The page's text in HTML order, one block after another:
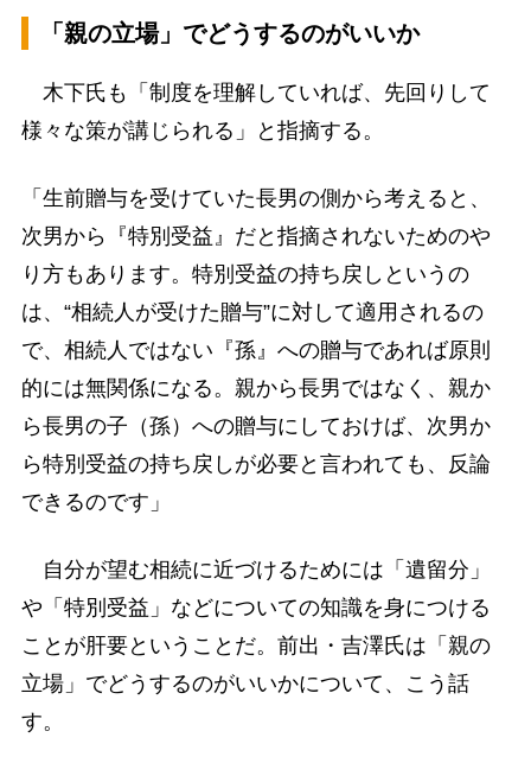
「親の立場」でどうするのがいいか
木下氏も「制度を理解していれば、先回りして
様々な策が講じられる」と指摘する。
「生前贈与を受けていた長男の側から考えると、
次男から『特別受益』だと指摘されないためのや
り方もあります。特別受益の持ち戻しというの
は、“相続人が受けた贈与”に対して適用されるの
で、相続人ではない『孫』への贈与であれば原則
的には無関係になる。親から長男ではなく、親か
ら長男の子（孫）への贈与にしておけば、次男か
ら特別受益の持ち戻しが必要と言われても、反論
できるのです」
自分が望む相続に近づけるためには「遺留分」
や「特別受益」などについての知識を身につける
ことが肝要ということだ。前出・吉澤氏は「親の
立場」でどうするのがいいかについて、こう話
す。